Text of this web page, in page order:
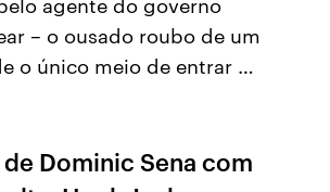
– o ousado roubo de um
o único meio de entrar …
Dominic Sena com